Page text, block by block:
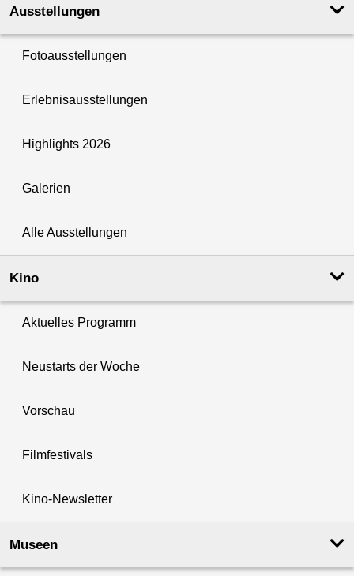
Ausstellungen
Fotoausstellungen
Erlebnisausstellungen
Highlights 2026
Galerien
Alle Ausstellungen
Kino
Aktuelles Programm
Neustarts der Woche
Vorschau
Filmfestivals
Kino-Newsletter
Museen